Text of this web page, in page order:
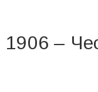
1906 –